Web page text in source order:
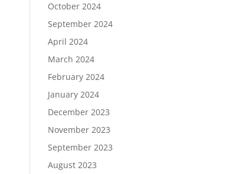
October 2024
September 2024
April 2024
March 2024
February 2024
January 2024
December 2023
November 2023
September 2023
August 2023